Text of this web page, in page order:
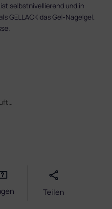
selbstnivellierend und in
GELLACK das Gel-Nagelgel.
Teilen